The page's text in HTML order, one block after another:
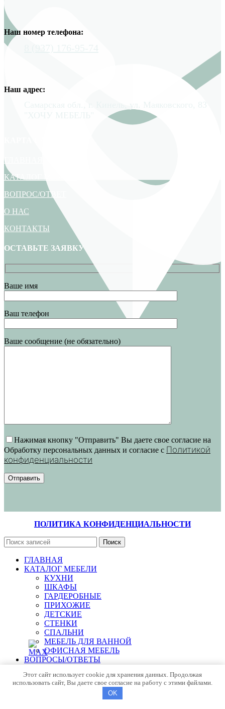
Наш номер телефона:
Наш адрес:
ГЛАВНАЯ
КАТАЛОГ МЕБЕЛИ
ВОПРОС/ОТВЕТ
О НАС
КОНТАКТЫ
ОСТАВЬТЕ ЗАЯВКУ
Ваше имя
Ваш телефон
Ваше сообщение (не обязательно)
Нажимая кнопку "Отправить" Вы даете свое согласие на
Обработку персональных данных и согласие c Политикой
конфиденциальности
ПОЛИТИКА КОНФИДЕНЦИАЛЬНОСТИ
Поиск
ГЛАВНАЯ
КАТАЛОГ МЕБЕЛИ
КУХНИ
ШКАФЫ
ГАРДЕРОБНЫЕ
ПРИХОЖИЕ
ДЕТСКИЕ
СТЕНКИ
СПАЛЬНИ
МЕБЕЛЬ ДЛЯ ВАННОЙ
ОФИСНАЯ МЕБЕЛЬ
ВОПРОСЫ/ОТВЕТЫ
Новости
Полезная информация
Этот сайт использует cookie для хранения данных. Продолжая
использовать сайт, Вы даете свое согласие на работу с этими файлами.
OK